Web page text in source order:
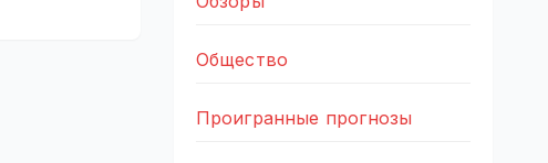
Общество
Проигранные прогнозы